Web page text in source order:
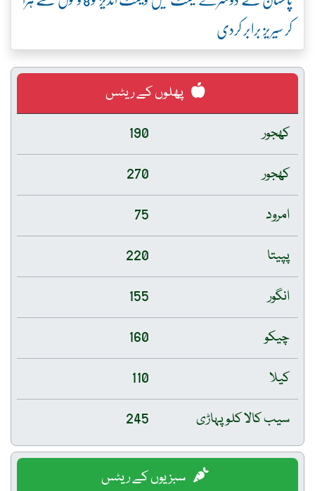
کر سیریز برابر کردی
پھلوں کے ریٹس
کھجور
190
کھجور
270
امرود
75
پپیتا
220
انگور
155
چیکو
160
کیلا
110
سیب کالا کلو پہاڑی
245
سبزیوں کے ریٹس